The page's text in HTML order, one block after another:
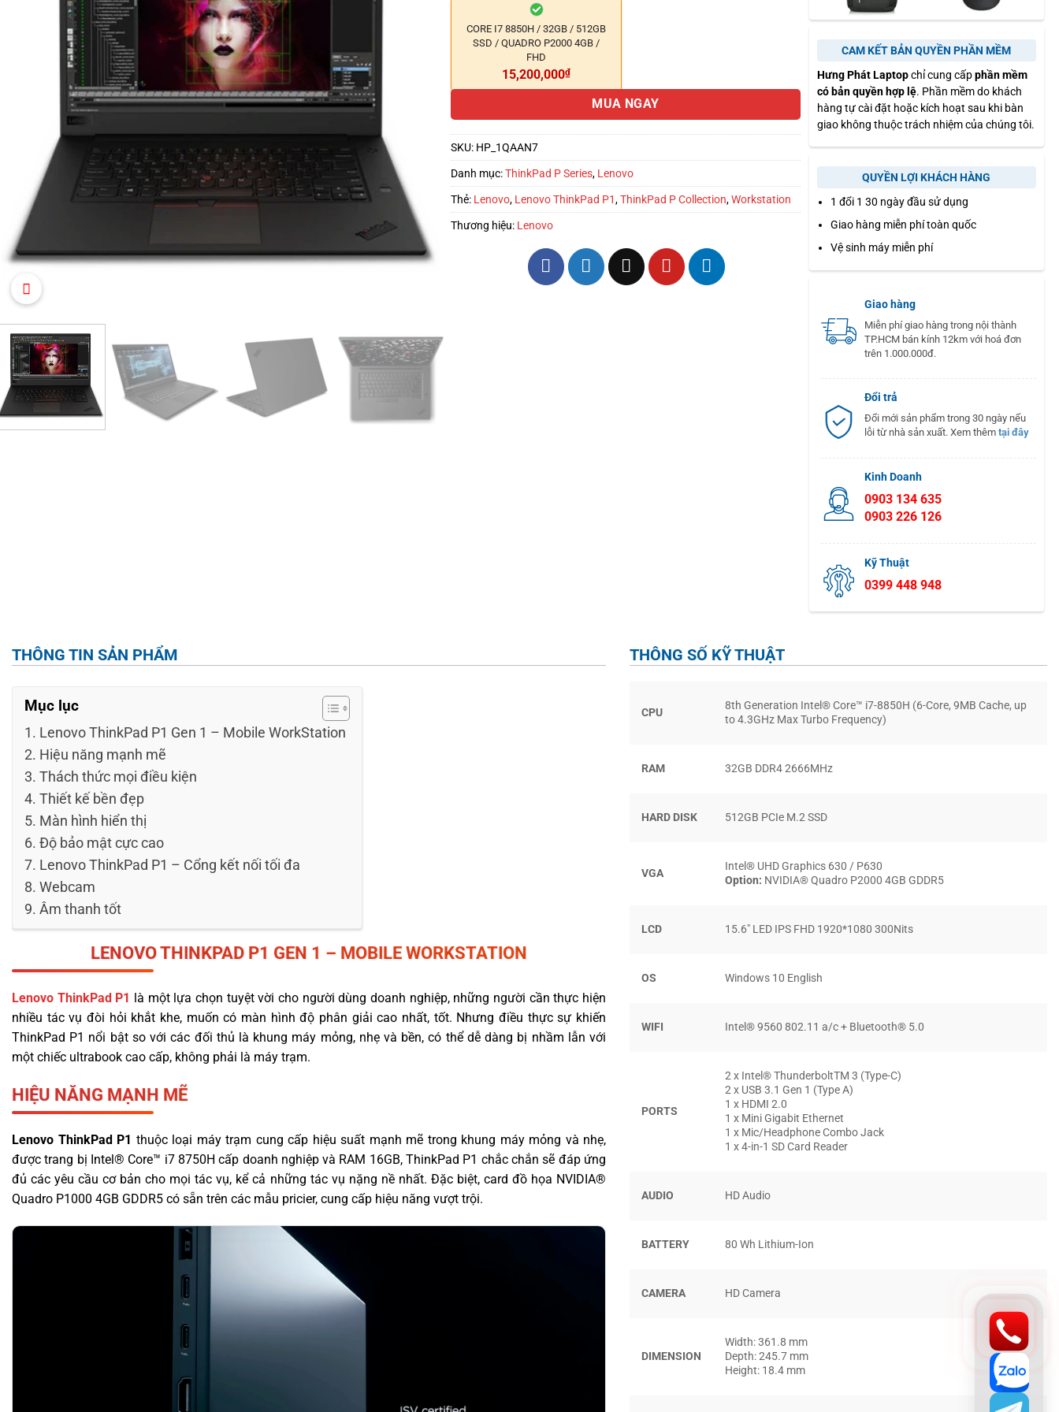
CORE I7 8850H / 32GB / 512GB
SSD / QUADRO P2000 4GB /
FHD
15,200,000₫
MUA NGAY
SKU: HP_1QAAN7
Danh mục:ThinkPad P Series, Lenovo
Thẻ: Lenovo, Lenovo ThinkPad P1,ThinkPad P Collection,Workstation
Thương hiệu: Lenovo
CAM KẾT BẢN QUYỀN PHẦN MỀM
Hưng Phát Laptopchỉ cung cấpphần mềm
có bản quyền hợp lệ. Phần mềm do khách
hàng tự cài đặt hoặc kích hoạt sau khi bàn
giao không thuộc trách nhiệm của chúng tôi.
QUYỀN LỢI KHÁCH HÀNG
1 đổi 1 30 ngày đầu sử dụng
Giao hàng miễn phí toàn quốc
Vệ sinh máy miễn phí
Giao hàng
Miễn phí giao hàng trong nội thành
TP.HCM bán kính 12km với hoá đơn
trên 1.000.000đ.
Đổi trả
Đổi mới sản phẩm trong 30 ngày nếu
lỗi từ nhà sản xuất. Xem thêm tại đây
Kinh Doanh
0903 134 635
0903 226 126
Kỹ Thuật
0399 448 948
THÔNG TIN SẢN PHẨM
Mục lục
Lenovo ThinkPad P1 Gen 1 – Mobile WorkStation
Hiệu năng mạnh mẽ
Thách thức mọi điều kiện
Thiết kế bền đẹp
Màn hình hiển thị
Độ bảo mật cực cao
Lenovo ThinkPad P1 – Cổng kết nối tối đa
Webcam
Âm thanh tốt
LENOVO THINKPAD P1 GEN 1 – MOBILE WORKSTATION
Lenovo ThinkPad P1
là một lựa chọn tuyệt vời cho người dùng doanh nghiệp, những người cần thực hiện
nhiều tác vụ đòi hỏi khắt khe, muốn có màn hình độ phân giải cao nhất, tốt. Nhưng điều thực sự khiến
ThinkPad P1 nổi bật so với các đối thủ là khung máy mỏng, nhẹ và bền, có thể dễ dàng bị nhầm lẫn với
một chiếc ultrabook cao cấp, không phải là máy trạm.
HIỆU NĂNG MẠNH MẼ
Lenovo ThinkPad P1 thuộc loại máy trạm cung cấp hiệu suất mạnh mẽ trong khung máy mỏng và nhẹ,
được trang bị Intel® Core™ i7 8750H cấp doanh nghiệp và RAM 16GB, ThinkPad P1 chắc chắn sẽ đáp ứng
đủ các yêu cầu cơ bản cho mọi tác vụ, kể cả những tác vụ nặng nề nhất. Đặc biệt, card đồ họa NVIDIA®
Quadro P1000 4GB GDDR5 có sẵn trên các mẫu pricier, cung cấp hiệu năng vượt trội.
THÔNG SỐ KỸ THUẬT
CPU
8th Generation Intel® Core™ i7-8850H (6-Core, 9MB Cache, up
to 4.3GHz Max Turbo Frequency)
RAM 32GB DDR4 2666MHz
HARD DISK 512GB PCIe M.2 SSD
VGA
Intel® UHD Graphics 630 / P630
Option: NVIDIA® Quadro P2000 4GB GDDR5
LCD 15.6″ LED IPS FHD 1920*1080 300Nits
OS Windows 10 English
WIFI Intel® 9560 802.11 a/c + Bluetooth® 5.0
PORTS
2 x Intel® ThunderboltTM 3 (Type-C)
2 x USB 3.1 Gen 1 (Type A)
1 x HDMI 2.0
1 x Mini Gigabit Ethernet
1 x Mic/Headphone Combo Jack
1 x 4-in-1 SD Card Reader
AUDIO HD Audio
BATTERY 80 Wh Lithium-Ion
CAMERA HD Camera
DIMENSION
Width: 361.8 mm
Depth: 245.7 mm
Height: 18.4 mm